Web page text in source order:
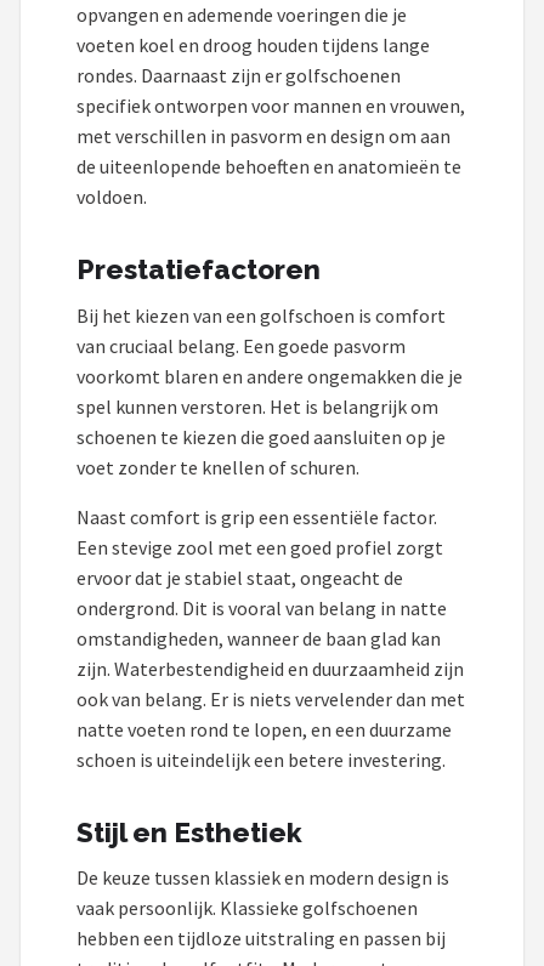
opvangen en ademende voeringen die je
voeten koel en droog houden tijdens lange
rondes. Daarnaast zijn er golfschoenen
specifiek ontworpen voor mannen en vrouwen,
met verschillen in pasvorm en design om aan
de uiteenlopende behoeften en anatomieën te
voldoen.
Prestatiefactoren
Bij het kiezen van een golfschoen is comfort
van cruciaal belang. Een goede pasvorm
voorkomt blaren en andere ongemakken die je
spel kunnen verstoren. Het is belangrijk om
schoenen te kiezen die goed aansluiten op je
voet zonder te knellen of schuren.
Naast comfort is grip een essentiële factor.
Een stevige zool met een goed profiel zorgt
ervoor dat je stabiel staat, ongeacht de
ondergrond. Dit is vooral van belang in natte
omstandigheden, wanneer de baan glad kan
zijn. Waterbestendigheid en duurzaamheid zijn
ook van belang. Er is niets vervelender dan met
natte voeten rond te lopen, en een duurzame
schoen is uiteindelijk een betere investering.
Stijl en Esthetiek
De keuze tussen klassiek en modern design is
vaak persoonlijk. Klassieke golfschoenen
hebben een tijdloze uitstraling en passen bij